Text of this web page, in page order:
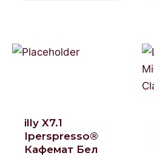
illy X7.1
Iperspresso®
Кафемат Бел